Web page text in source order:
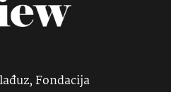
Fondacija